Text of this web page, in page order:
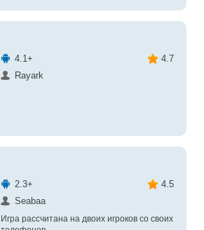
4.1+
4.7
Rayark
2.3+
4.5
Seabaa
Игра рассчитана на двоих игроков со своих